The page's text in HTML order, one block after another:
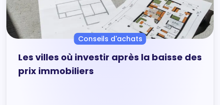
Conseils d'achats
Les villes où investir après la baisse des
prix immobiliers